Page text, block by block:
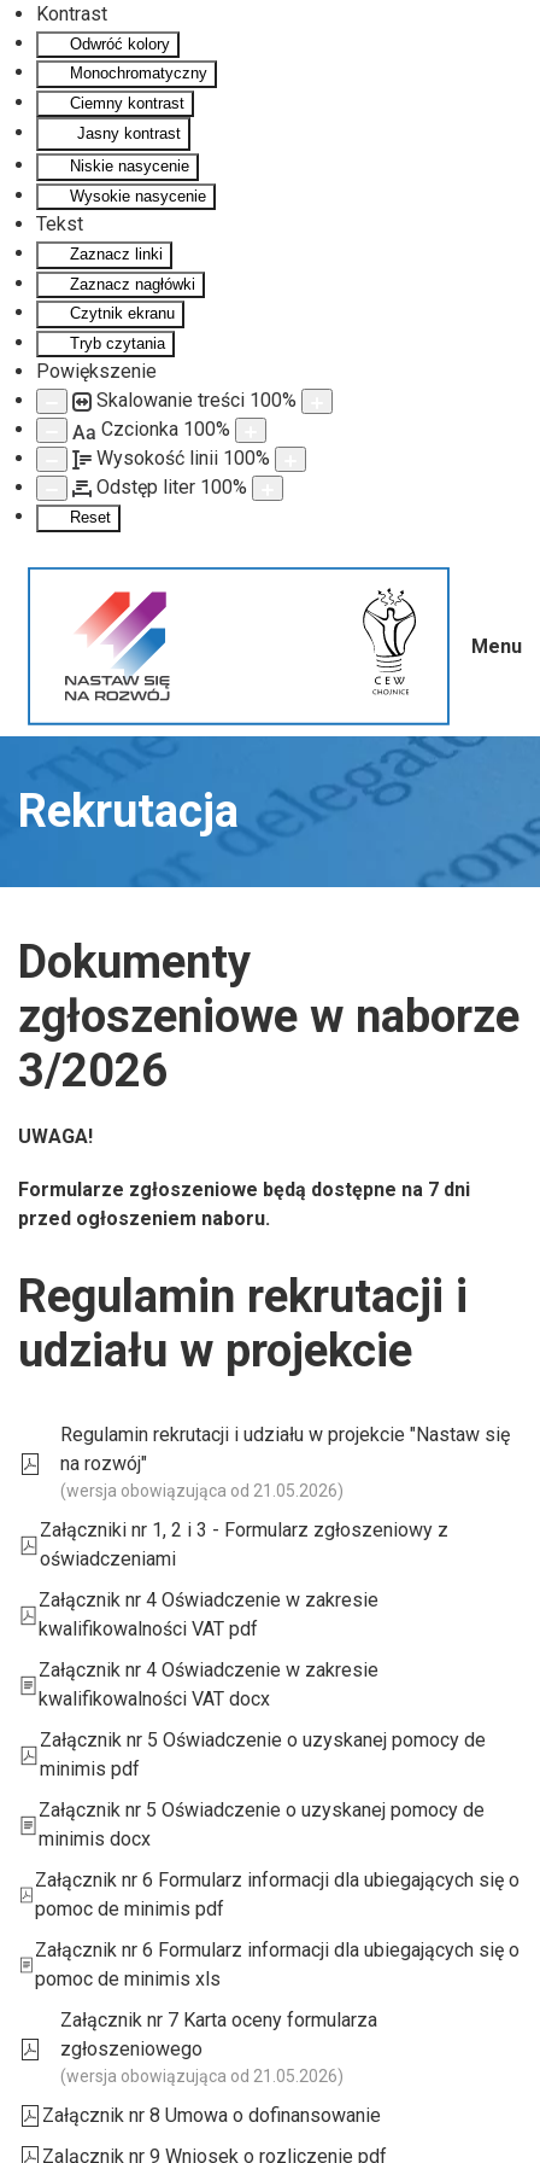
Kontrast
Odwróć kolory
Monochromatyczny
Ciemny kontrast
Jasny kontrast
Niskie nasycenie
Wysokie nasycenie
Tekst
Zaznacz linki
Zaznacz nagłówki
Czytnik ekranu
Tryb czytania
Powiększenie
Skalowanie treści 100%
Aa Czcionka 100%
Wysokość linii 100%
Odstęp liter 100%
Reset
Przejdź do głównej treści
Menu
Rekrutacja
Dokumenty
zgłoszeniowe w naborze
3/2026
UWAGA!
Formularze zgłoszeniowe będą dostępne na 7 dni
przed ogłoszeniem naboru.
Regulamin rekrutacji i
udziału w projekcie
Regulamin rekrutacji i udziału w projekcie "Nastaw się
na rozwój"
(wersja obowiązująca od 21.05.2026)
Załączniki nr 1, 2 i 3 - Formularz zgłoszeniowy z
oświadczeniami
Załącznik nr 4 Oświadczenie w zakresie
kwalifikowalności VAT pdf
Załącznik nr 4 Oświadczenie w zakresie
kwalifikowalności VAT docx
Załącznik nr 5 Oświadczenie o uzyskanej pomocy de
minimis pdf
Załącznik nr 5 Oświadczenie o uzyskanej pomocy de
minimis docx
Załącznik nr 6 Formularz informacji dla ubiegających się o
pomoc de minimis pdf
Załącznik nr 6 Formularz informacji dla ubiegających się o
pomoc de minimis xls
Załącznik nr 7 Karta oceny formularza
zgłoszeniowego
(wersja obowiązująca od 21.05.2026)
Załącznik nr 8 Umowa o dofinansowanie
Zalącznik nr 9 Wniosek o rozliczenie pdf